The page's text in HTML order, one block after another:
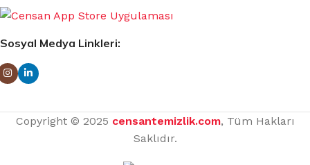
Sosyal Medya Linkleri:
Copyright © 2025 censantemizlik.com, Tüm Hakları
Saklıdır.